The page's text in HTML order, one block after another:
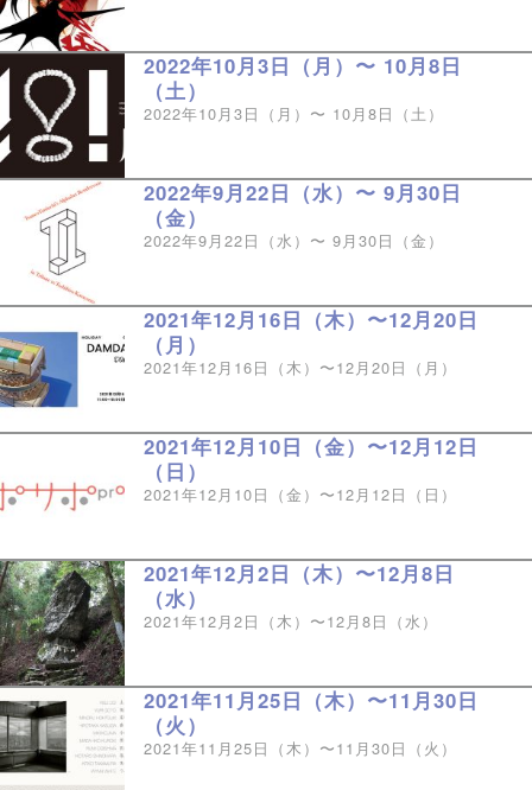
2022年10月3日（月）〜 10月8日
（土）
2022年10月3日（月）〜 10月8日（土）
2022年9月22日（水）〜 9月30日
（金）
2022年9月22日（水）〜 9月30日（金）
2021年12月16日（木）〜12月20日
（月）
2021年12月16日（木）〜12月20日（月）
2021年12月10日（金）〜12月12日
（日）
2021年12月10日（金）〜12月12日（日）
2021年12月2日（木）〜12月8日
（水）
2021年12月2日（木）〜12月8日（水）
2021年11月25日（木）〜11月30日
（火）
2021年11月25日（木）〜11月30日（火）